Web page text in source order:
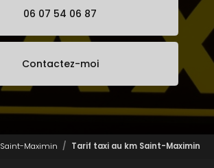
06 07 54 06 87
Contactez-moi
Saint-Maximin Tarif taxi au km Saint-Maximin